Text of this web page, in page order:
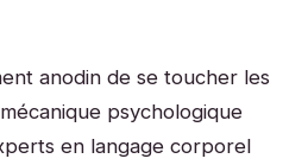
anodin de se toucher les
psychologique
en langage corporel